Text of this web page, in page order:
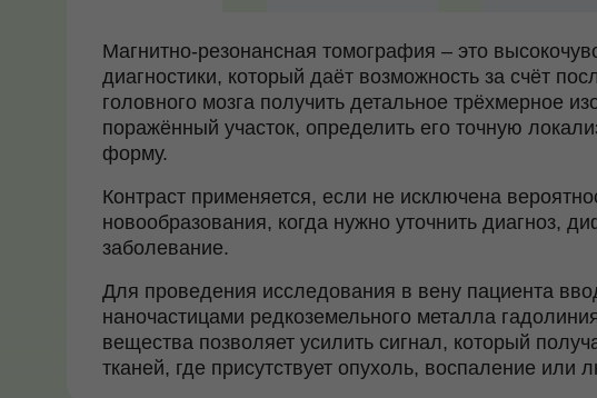
Магнитно-резонансная томография – это
диагностики, который даёт возможность за счёт
головного мозга получить детальное трёхмерное
поражённый участок, определить его точную
форму.
Контраст применяется, если не исключена
новообразования, когда нужно уточнить диагноз,
заболевание.
Для проведения исследования в вену пациента
наночастицами редкоземельного металла
вещества позволяет усилить сигнал, который
тканей, где присутствует опухоль, воспаление или